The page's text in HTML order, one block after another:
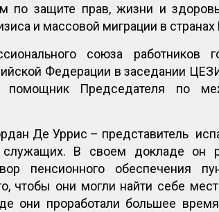
по защите прав, жизни и
и массовой миграции в
союза работников
Федерации в заседании
Председателя по
Де Уррис – представитель
служащих. В своем докладе он
пенсионного обеспечения
чтобы они могли найти себе
они проработали большее